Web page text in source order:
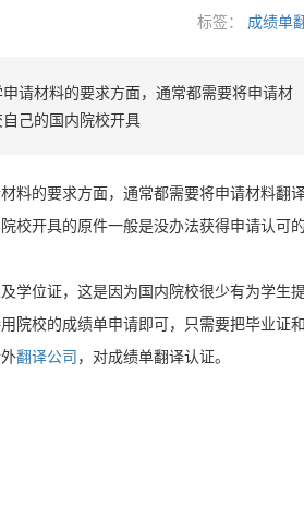
标签： 成绩单
请材料的要求方面，通常都需要将申请材
己的国内院校开具
料的要求方面，通常都需要将申请材料翻
校开具的原件一般是没办法获得申请认可的
学位证，这是因为国内院校很少有为学生
院校的成绩单申请即可，只需要把毕业证
翻译公司 ，对成绩单翻译认证。